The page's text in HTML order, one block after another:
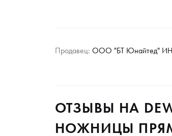
Продавец: ООО "БТ Юнайтед"
ОТЗЫВЫ НА
НОЖНИЦЫ